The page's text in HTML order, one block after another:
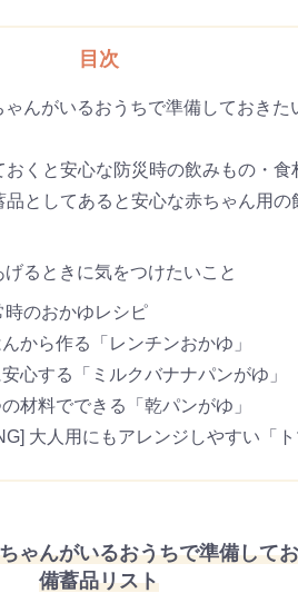
目次
んがいるおうちで準備しておきた
くと安心な防災時の飲みもの・食
としてあると安心な赤ちゃん用の
るときに気をつけたいこと
のおかゆレシピ
から作る「レンチンおかゆ」
心する「ミルクバナナパンがゆ」
材料でできる「乾パンがゆ」
大人用にもアレンジしやすい「ト
ゃんがいるおうちで準備して
備蓄品リスト